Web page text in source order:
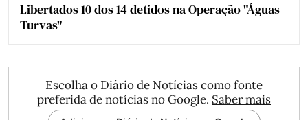
Libertados 10 dos 14 detidos na Operação "Águas
Turvas"
Escolha o Diário de Notícias como fonte
preferida de notícias no Google. Saber mais